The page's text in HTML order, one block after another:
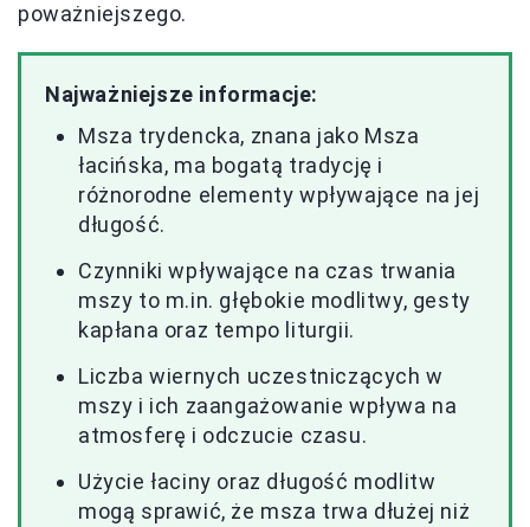
poważniejszego.
Najważniejsze informacje:
Msza trydencka, znana jako Msza
łacińska, ma bogatą tradycję i
różnorodne elementy wpływające na jej
długość.
Czynniki wpływające na czas trwania
mszy to m.in. głębokie modlitwy, gesty
kapłana oraz tempo liturgii.
Liczba wiernych uczestniczących w
mszy i ich zaangażowanie wpływa na
atmosferę i odczucie czasu.
Użycie łaciny oraz długość modlitw
mogą sprawić, że msza trwa dłużej niż